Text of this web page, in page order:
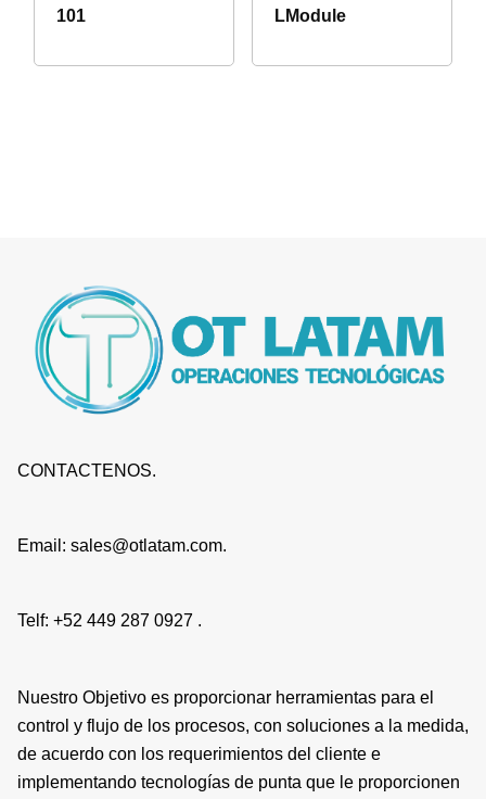
101
LModule
CONTACTENOS.
Email: sales@otlatam.com.
Telf: +52 449 287 0927 .
Nuestro Objetivo es proporcionar herramientas para el
control y flujo de los procesos, con soluciones a la medida,
de acuerdo con los requerimientos del cliente e
implementando tecnologías de punta que le proporcionen